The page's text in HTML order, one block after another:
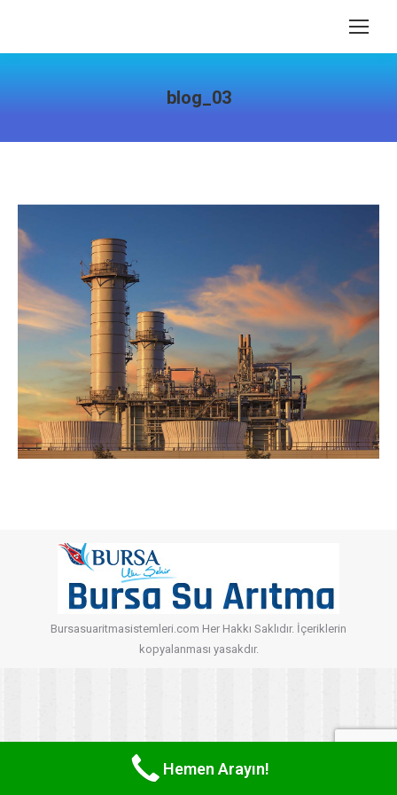
blog_03
Bursasuaritmasistemleri.com Her Hakkı Saklıdır. İçeriklerin
kopyalanması yasakdır.
Hemen Arayın!